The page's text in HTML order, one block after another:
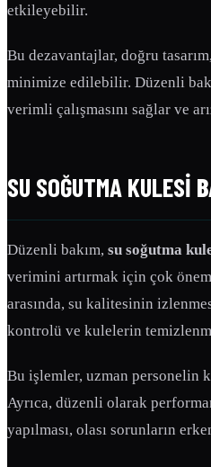
etkileyebilir.
Bu dezavantajlar, doğru
minimize edilebilir. Düzenli
verimli çalışmasını sağlar ve
SU SOĞUTMA KULESI
Düzenli bakım, su soğutma
verimini artırmak için çok
arasında, su kalitesinin
kontrolü ve kulelerin
Bu işlemler, uzman personelin
Ayrıca, düzenli olarak
yapılması, olası sorunların